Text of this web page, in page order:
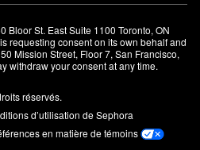
Bloor St. East Suite 1100 Toronto, ON
requesting consent on its own behalf and
Mission Street, Floor 7, San Francisco,
withdraw your consent at any time.
réservés.
d’utilisation de Sephora
en matière de témoins